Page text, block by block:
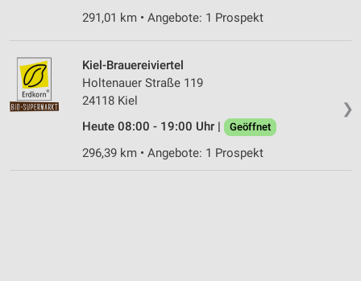
291,01 km • Angebote: 1 Prospekt
❯
Kiel-Brauereiviertel
Holtenauer Straße 119
24118 Kiel
Heute 08:00 - 19:00 Uhr |
Geöffnet
296,39 km • Angebote: 1 Prospekt